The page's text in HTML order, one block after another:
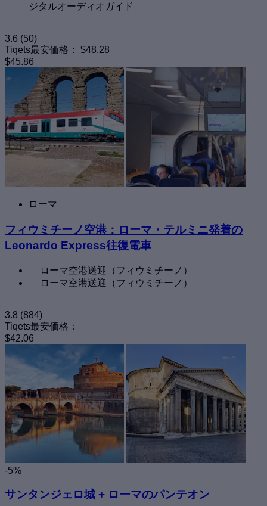
ジタルオーディオガイド
3.6 (50)
Tiqets最安価格：
$48.28
$45.86
ローマ
フィウミチーノ空港：ローマ・テルミニ発着の
Leonardo Express往復電車
ローマ空港送迎（フィウミチーノ）
ローマ空港送迎（フィウミチーノ）
3.8 (884)
Tiqets最安価格：
$42.06
-5%
サンタンジェロ城 + ローマのパンテオン